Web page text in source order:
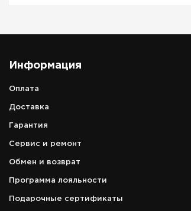
Информация
Оплата
Доставка
Гарантия
Сервис и ремонт
Обмен и возврат
Программа лояльности
Подарочные сертификаты